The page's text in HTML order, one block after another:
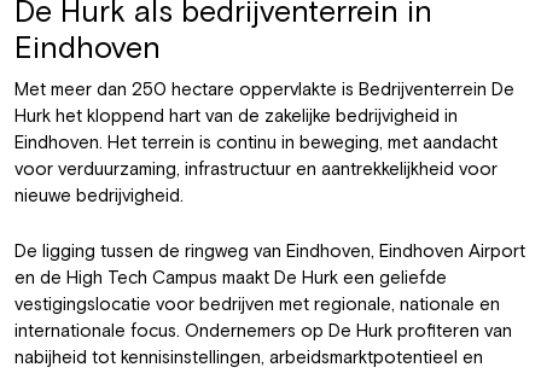
De Hurk als bedrijventerrein in
Eindhoven
Met meer dan 250 hectare oppervlakte is Bedrijventerrein De
Hurk het kloppend hart van de zakelijke bedrijvigheid in
Eindhoven. Het terrein is continu in beweging, met aandacht
voor verduurzaming, infrastructuur en aantrekkelijkheid voor
nieuwe bedrijvigheid.
De ligging tussen de ringweg van Eindhoven, Eindhoven Airport
en de High Tech Campus maakt De Hurk een geliefde
vestigingslocatie voor bedrijven met regionale, nationale en
internationale focus. Ondernemers op De Hurk profiteren van
nabijheid tot kennisinstellingen, arbeidsmarktpotentieel en